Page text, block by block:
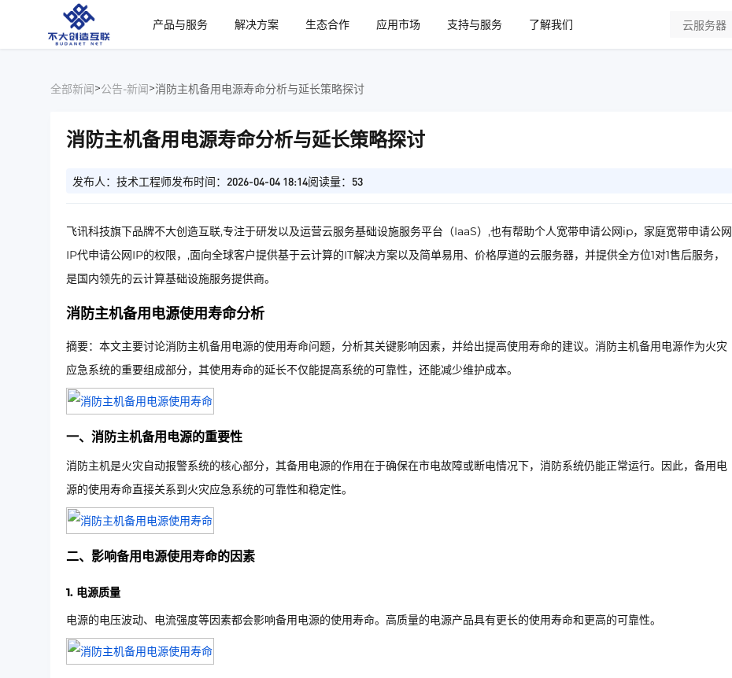
产品与服务
解决方案 生态合作 应用市场 支持与服务
了解我们
全部新闻>公告-新闻>消防主机备用电源寿命分析与延长策略探讨
消防主机备用电源寿命分析与延长策略探讨
发布人：技术工程师发布时间：2026-04-04 18:14阅读量：53
飞讯科技旗下品牌不大创造互联,专注于研发以及运营云服务基础设施服务平台（IaaS）,也有帮助个人宽带申请公网ip，家庭宽带申请公网
IP代申请公网IP的权限，,面向全球客户提供基于云计算的IT解决方案以及简单易用、价格厚道的云服务器，并提供全方位1对1售后服务，
是国内领先的云计算基础设施服务提供商。
消防主机备用电源使用寿命分析
摘要：本文主要讨论消防主机备用电源的使用寿命问题，分析其关键影响因素，并给出提高使用寿命的建议。消防主机备用电源作为火灾
应急系统的重要组成部分，其使用寿命的延长不仅能提高系统的可靠性，还能减少维护成本。
一、消防主机备用电源的重要性
消防主机是火灾自动报警系统的核心部分，其备用电源的作用在于确保在市电故障或断电情况下，消防系统仍能正常运行。因此，备用电
源的使用寿命直接关系到火灾应急系统的可靠性和稳定性。
二、影响备用电源使用寿命的因素
1. 电源质量
电源的电压波动、电流强度等因素都会影响备用电源的使用寿命。高质量的电源产品具有更长的使用寿命和更高的可靠性。